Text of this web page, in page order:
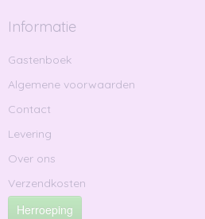
Informatie
Gastenboek
Algemene voorwaarden
Contact
Levering
Over ons
Verzendkosten
Herroeping